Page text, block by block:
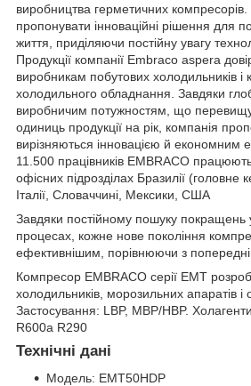
виробництва герметичних компресорів.
пропонувати інноваційні рішення для
життя, приділяючи постійну увагу
Продукції компанії Embraco aspera
виробникам побутових холодильників і
холодильного обладнання. Завдяки
виробничим потужностям, що
одиниць продукції на рік, компанія
вирізняються інновацією й економним
11.500 працівників EMBRACO
офісних підрозділах Бразилії (головне
Італії, Словаччині, Мексики, США
Завдяки постійному пошуку покращень
процесах, кожне нове покоління
ефективнішим, порівнюючи з
Компресор EMBRACO серії EMT
холодильників, морозильних апаратів і
Застосування: LBP, MBP/HBP.
R600a R290
Технічні дані
Модель: EMT50HDP